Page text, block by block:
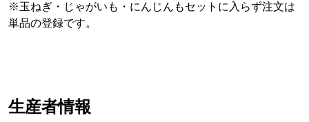
※玉ねぎ・じゃがいも・にんじんもセットに入らず注文は
単品の登録です。
生産者情報